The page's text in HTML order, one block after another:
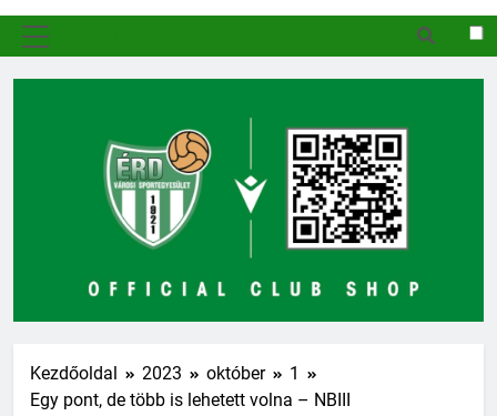
Kezdőoldal 2023 október
1
Egy pont, de több is lehetett volna – NBIII